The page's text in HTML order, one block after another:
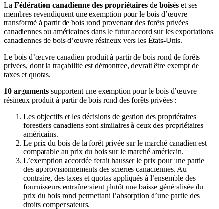
La Fédération canadienne des propriétaires de boisés et ses
membres revendiquent une exemption pour le bois d’œuvre
transformé à partir de bois rond provenant des forêts privées
canadiennes ou américaines dans le futur accord sur les exportations
canadiennes de bois d’œuvre résineux vers les États‑Unis.
Le bois d’œuvre canadien produit à partir de bois rond de forêts
privées, dont la traçabilité est démontrée, devrait être exempt de
taxes et quotas.
10 arguments supportent une exemption pour le bois d’œuvre
résineux produit à partir de bois rond des forêts privées :
Les objectifs et les décisions de gestion des propriétaires
forestiers canadiens sont similaires à ceux des propriétaires
américains.
Le prix du bois de la forêt privée sur le marché canadien est
comparable au prix du bois sur le marché américain.
L’exemption accordée ferait hausser le prix pour une partie
des approvisionnements des scieries canadiennes. Au
contraire, des taxes et quotas appliqués à l’ensemble des
fournisseurs entraîneraient plutôt une baisse généralisée du
prix du bois rond permettant l’absorption d’une partie des
droits compensateurs.